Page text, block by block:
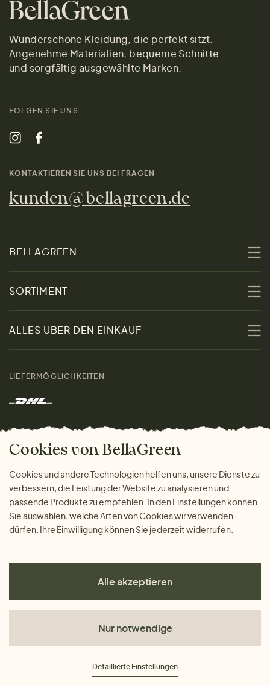
Wunderschöne Kleidung, die perfekt sitzt.
Angenehme Materialien, bequeme Schnitte
und sorgfältig ausgewählte Marken.
FOLGEN SIE UNS
KONTAKTIEREN SIE UNS BEI FRAGEN
kunden@bellagreen.de
BELLAGREEN
Nachhaltigkeit
Kontakt
Marken
Das freundliche Magazin
SORTIMENT
Damen
Herren
Geschenke
ALLES ÜBER DEN EINKAUF
Warum bei uns einkaufen
LIEFERMÖGLICHKEITEN
ZAHLUNGSMÖGLICHKEITEN
Impressum Cookies
Cookies von BellaGreen
Cookies und andere Technologien helfen uns, unsere Dienste zu
verbessern, die Leistung der Website zu analysieren und
passende Produkte zu empfehlen. In den Einstellungen können
Sie auswählen, welche Arten von Cookies wir verwenden
dürfen. Ihre Einwilligung können Sie jederzeit widerrufen.
Alle akzeptieren
Nur notwendige
Detaillierte Einstellungen